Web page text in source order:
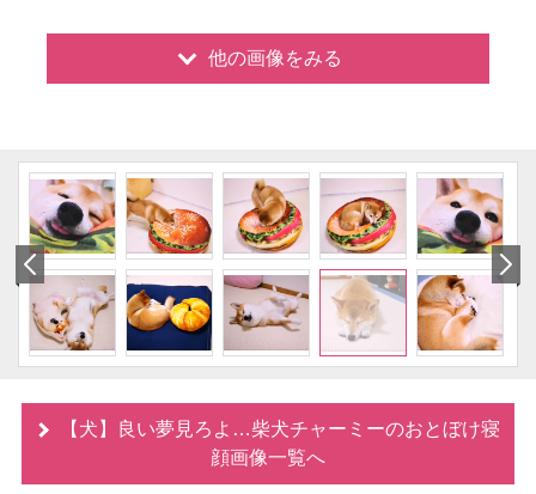
他の画像をみる
【犬】良い夢見ろよ…柴犬チャーミーのおとぼけ寝
顔画像一覧へ